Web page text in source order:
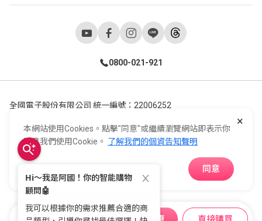
0800-021-921
全國電子股份有限公司 統一編號：22006252
Copyright ©2026© E-Life Co., Ltd. All Rights Reserved.
×
本網站使用Cookies。點擊"同意"或繼續瀏覽網站即表示你
同意我們使用Cookie。 了解我們的個資告知聲明
同意